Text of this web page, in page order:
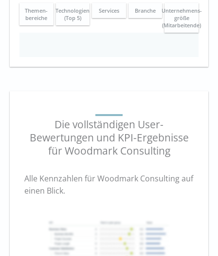
Themen-
bereiche
Technologien
(Top 5)
Services Branche
Unternehmens-
größe
(Mitarbeitende)
Die vollständigen User-
Bewertungen und KPI-Ergebnisse
für Woodmark Consulting
Alle Kennzahlen für Woodmark Consulting auf
einen Blick.